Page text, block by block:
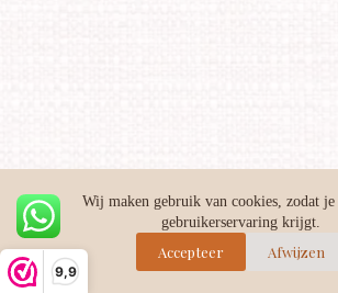
9,9
Wij maken gebruik van cookies, zodat je
gebruikerservaring krijgt.
Accepteer Afwijzen
Facebook Instagram